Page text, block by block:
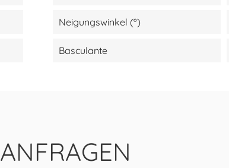
Neigungswinkel (º)
Basculante
ANFRAGEN